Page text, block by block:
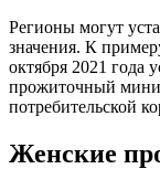
Регионы могут
значения. К
октября 2021
прожиточный
потребительской
Женские